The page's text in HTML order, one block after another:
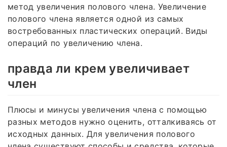
метод увеличения полового члена. Увеличение
полового члена является одной из самых
востребованных пластических операций. Виды
операций по увеличению члена.
правда ли крем увеличивает
член
Плюсы и минусы увеличения члена с помощью
разных методов нужно оценить, отталкиваясь от
исходных данных. Для увеличения полового